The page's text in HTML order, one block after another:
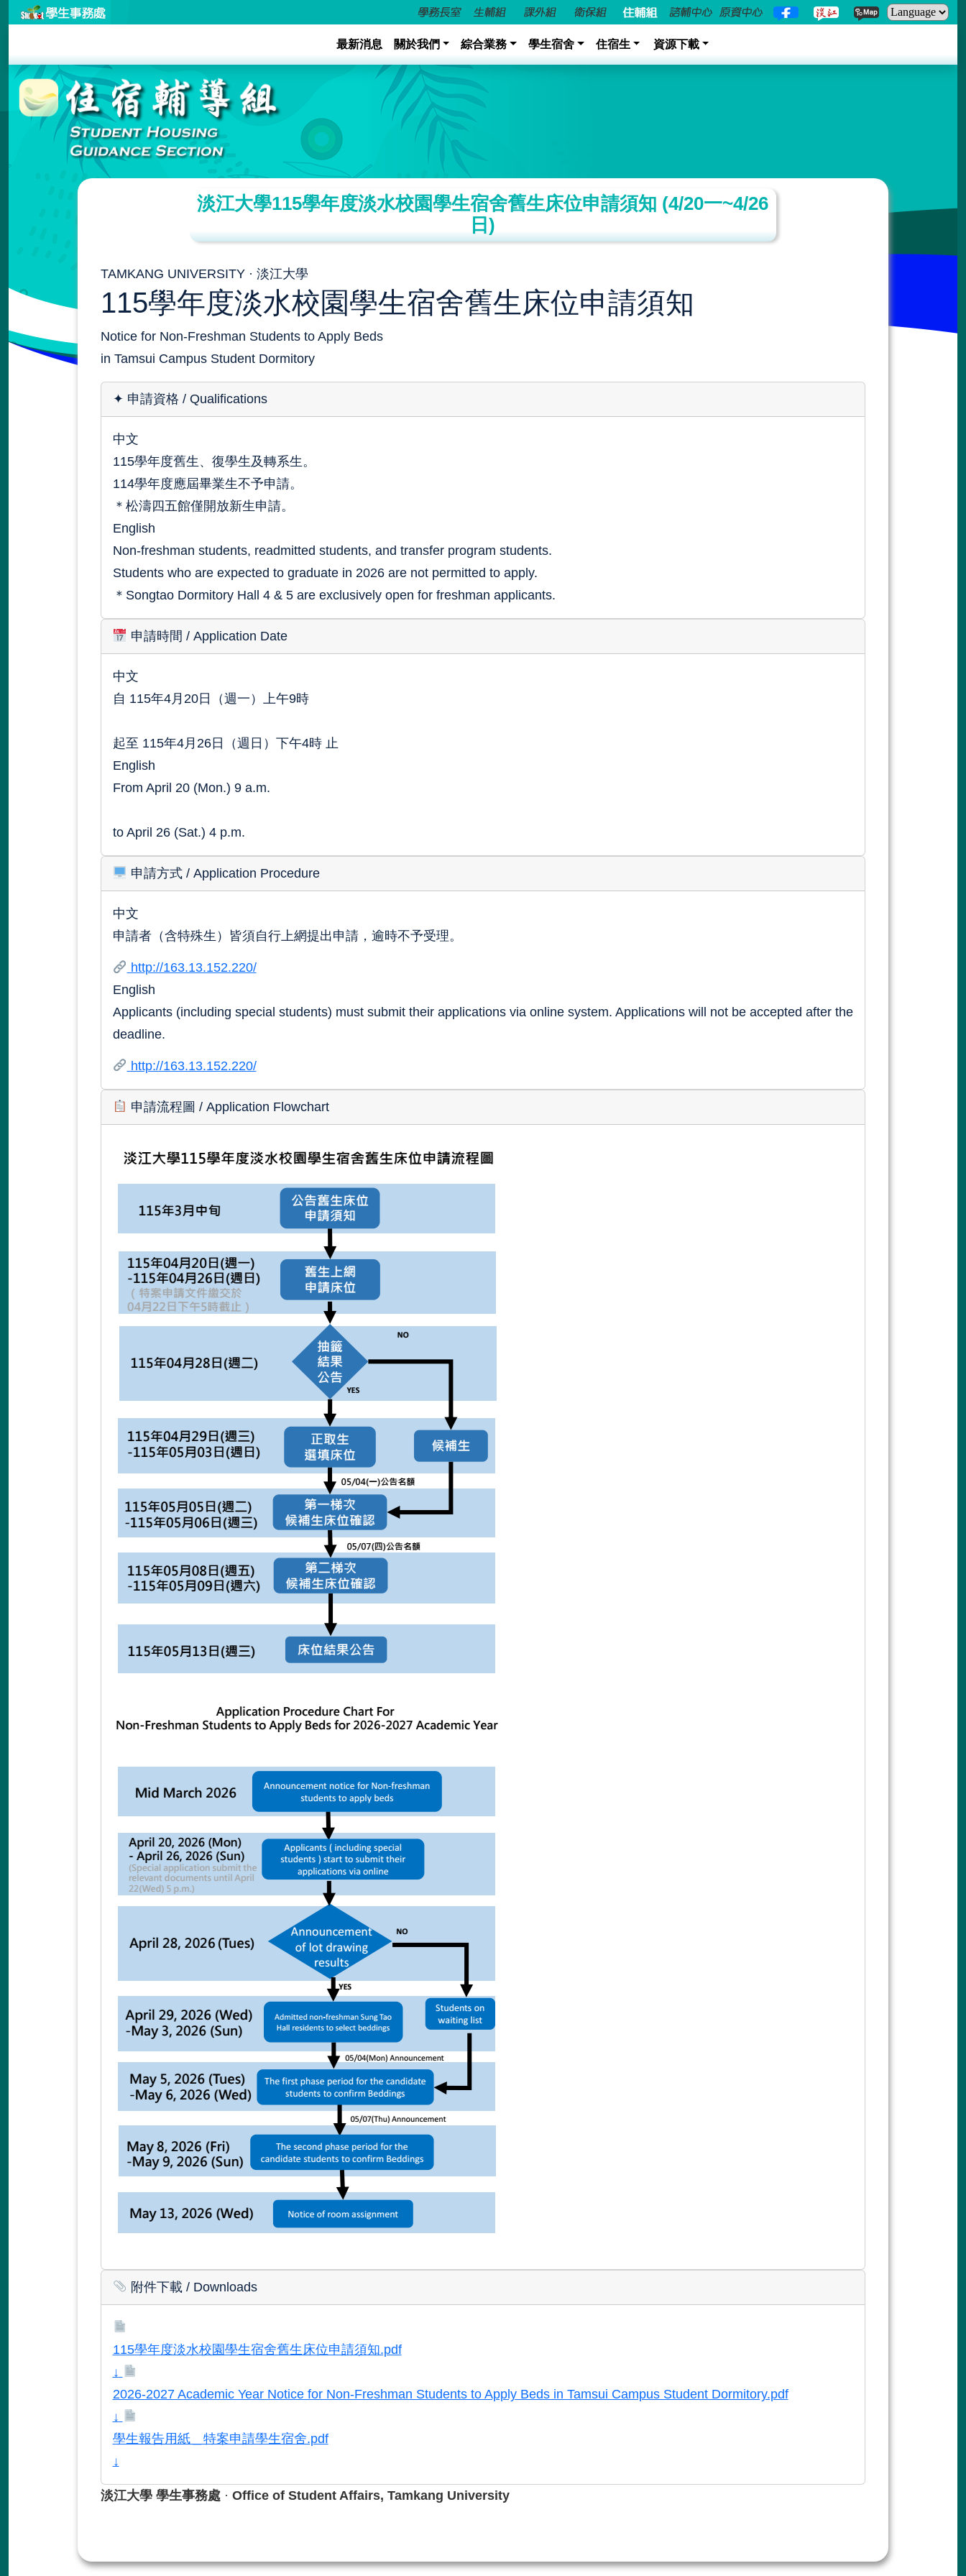
最新消息 關於我們 綜合業務 學生宿舍 住宿生 資源下載
淡江大學115學年度淡水校園學生宿舍舊生床位申請須知 (4/20一~4/26
日)
TAMKANG UNIVERSITY · 淡江大學
115學年度淡水校園學生宿舍舊生床位申請須知
Notice for Non-Freshman Students to Apply Beds
in Tamsui Campus Student Dormitory
✦ 申請資格 / Qualifications
中文
115學年度舊生、復學生及轉系生。
114學年度應屆畢業生不予申請。
＊松濤四五館僅開放新生申請。
English
Non-freshman students, readmitted students, and transfer program students.
Students who are expected to graduate in 2026 are not permitted to apply.
＊Songtao Dormitory Hall 4 & 5 are exclusively open for freshman applicants.
申請時間 / Application Date
中文
自 115年4月20日（週一）上午9時
起至 115年4月26日（週日）下午4時止
English
From April 20 (Mon.) 9 a.m.
to April 26 (Sat.) 4 p.m.
申請方式 / Application Procedure
中文
申請者（含特殊生）皆須自行上網提出申請，逾時不予受理。
http://163.13.152.220/
English
Applicants (including special students) must submit their applications via online system. Applications will not be accepted after the
deadline.
http://163.13.152.220/
申請流程圖 / Application Flowchart
附件下載 / Downloads
115學年度淡水校園學生宿舍舊生床位申請須知.pdf
↓
2026-2027 Academic Year Notice for Non-Freshman Students to Apply Beds in Tamsui Campus Student Dormitory.pdf
↓
學生報告用紙＿特案申請學生宿舍.pdf
↓
淡江大學 學生事務處· Office of Student Affairs, Tamkang University